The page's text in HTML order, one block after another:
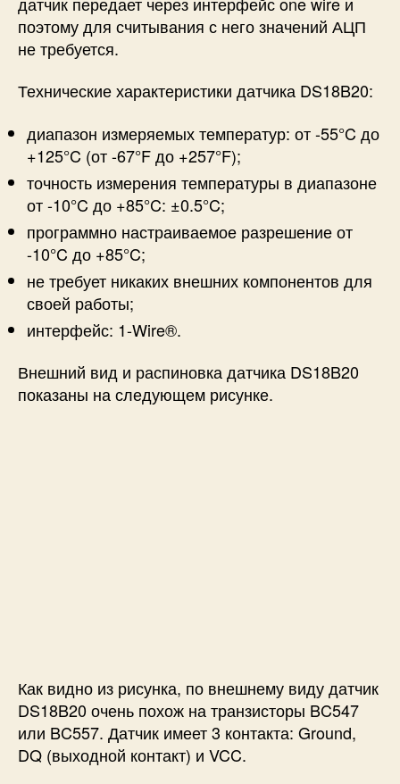
поэтому для считывания с него значений АЦП
не требуется.
Технические характеристики датчика DS18B20:
диапазон измеряемых температур: от -55°C до
+125°C (от -67°F до +257°F);
точность измерения температуры в диапазоне
от -10°C до +85°C: ±0.5°C;
программно настраиваемое разрешение от
-10°C до +85°C;
не требует никаких внешних компонентов для
своей работы;
интерфейс: 1-Wire®.
Внешний вид и распиновка датчика DS18B20
показаны на следующем рисунке.
Как видно из рисунка, по внешнему виду датчик
DS18B20 очень похож на транзисторы BC547
или BC557. Датчик имеет 3 контакта: Ground,
DQ (выходной контакт) и VCC.